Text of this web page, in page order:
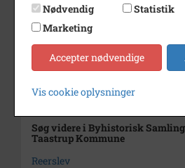
Se på kort
Arkiv
Høje-
Kontakt arkivet
Søg videre i Byhistorisk
Taastrup Kommune
Reerslev
Nødvendig
Statistik
Marketing
Accepter nødvendige
Vis cookie oplysninger